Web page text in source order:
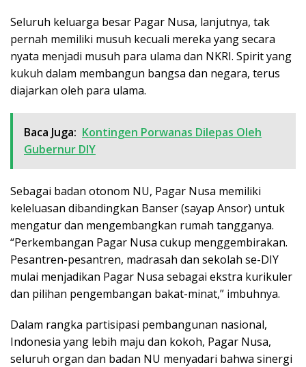
Seluruh keluarga besar Pagar Nusa, lanjutnya, tak
pernah memiliki musuh kecuali mereka yang secara
nyata menjadi musuh para ulama dan NKRI. Spirit yang
kukuh dalam membangun bangsa dan negara, terus
diajarkan oleh para ulama.
Baca Juga: Kontingen Porwanas Dilepas Oleh
Gubernur DIY
Sebagai badan otonom NU, Pagar Nusa memiliki
keleluasan dibandingkan Banser (sayap Ansor) untuk
mengatur dan mengembangkan rumah tangganya.
“Perkembangan Pagar Nusa cukup menggembirakan.
Pesantren-pesantren, madrasah dan sekolah se-DIY
mulai menjadikan Pagar Nusa sebagai ekstra kurikuler
dan pilihan pengembangan bakat-minat,” imbuhnya.
Dalam rangka partisipasi pembangunan nasional,
Indonesia yang lebih maju dan kokoh, Pagar Nusa,
seluruh organ dan badan NU menyadari bahwa sinergi